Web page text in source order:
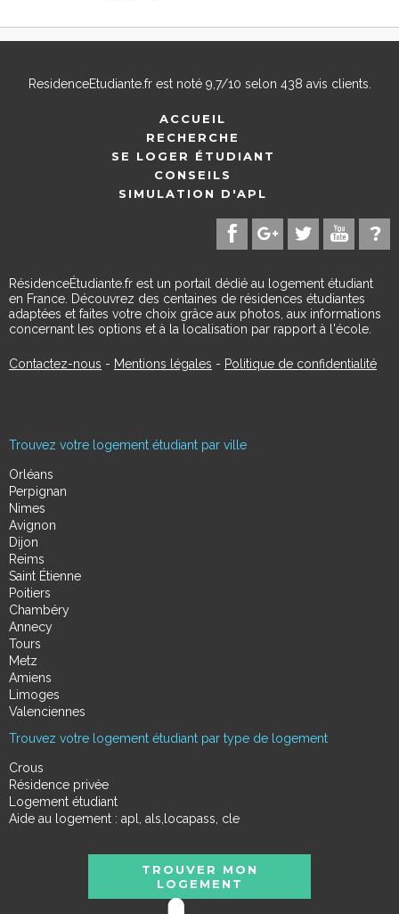
ResidenceEtudiante.frest noté 9,7/10 selon 438 avis clients.
ACCUEIL
RECHERCHE
SE LOGER ÉTUDIANT
CONSEILS
SIMULATION D'APL
RésidenceÉtudiante.fr est un portail dédié au logement étudiant
en France. Découvrez des centaines de résidences étudiantes
adaptées et faites votre choix grâce aux photos, aux informations
concernant les options et à la localisation par rapport à l'école.
Contactez-nous - Mentions légales - Politique de confidentialité
Trouvez votre logement étudiant par ville
Orléans
Perpignan
Nimes
Avignon
Dijon
Reims
Saint Étienne
Poitiers
Chambéry
Annecy
Tours
Metz
Amiens
Limoges
Valenciennes
Trouvez votre logement étudiant par type de logement
Crous
Résidence privée
Logement étudiant
Aide au logement : apl, als,locapass, cle
TROUVER MON
LOGEMENT